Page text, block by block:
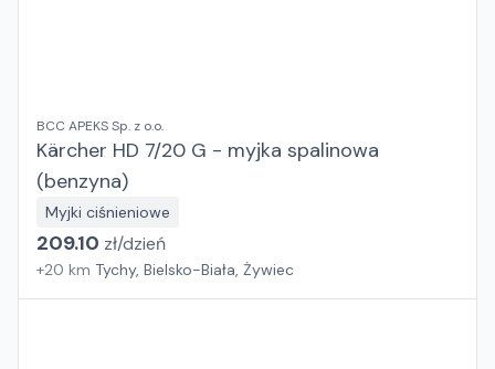
BCC APEKS Sp. z o.o.
Kärcher HD 7/20 G - myjka spalinowa
(benzyna)
Myjki ciśnieniowe
209.10 zł/dzień
+20 km Tychy, Bielsko-Biała, Żywiec